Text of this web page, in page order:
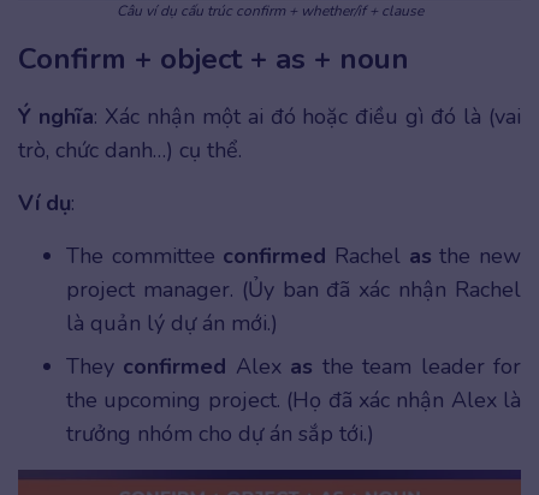
Câu ví dụ cấu trúc confirm + whether/if + clause
Confirm + object + as + noun
Ý nghĩa: Xác nhận một ai đó hoặc điều gì đó là (vai
trò, chức danh…) cụ thể.
Ví dụ:
The committee confirmed Rachel as the new
project manager. (Ủy ban đã xác nhận Rachel
là quản lý dự án mới.)
They confirmed Alex as the team leader for
the upcoming project. (Họ đã xác nhận Alex là
trưởng nhóm cho dự án sắp tới.)